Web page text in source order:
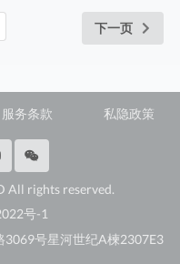
下一页
服务条款 私隐政策
All rights reserved.
号-1
3069号星河世纪A楝2307E3